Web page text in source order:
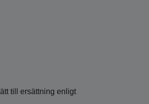
till ersättning enligt